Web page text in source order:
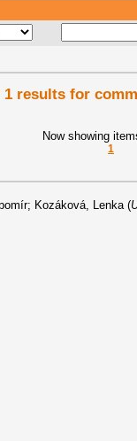
results for
Now showing
1
; Kozáková, Lenka (